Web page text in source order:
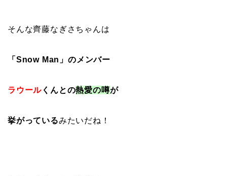
そんな齊藤なぎさちゃんは
「Snow Man」のメンバー
ラウール くんとの熱愛の噂が
挙がっているみたいだね！